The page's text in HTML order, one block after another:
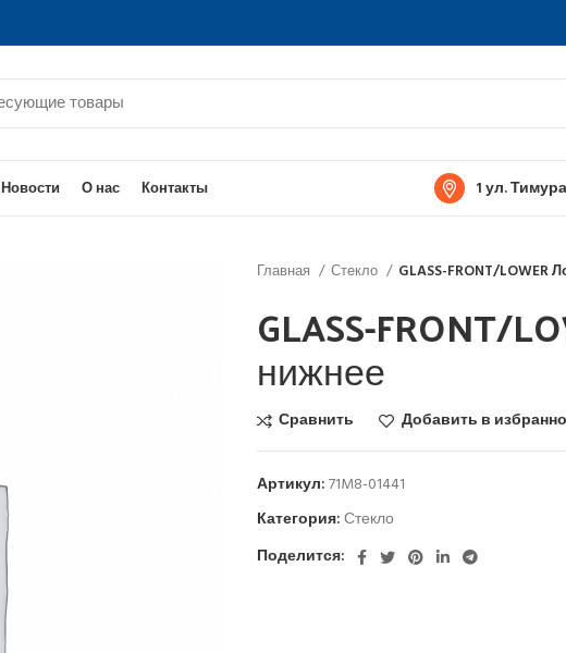
Новости О нас Контакты 1 ул.
Главная Стекло GLASS-FRONT/LOWER
GLASS-FRONT/
нижнее
Сравнить Добавить в
Артикул:71M8-01441
Категория:Стекло
Поделится: